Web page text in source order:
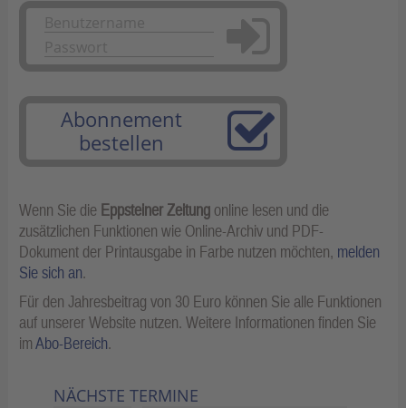
Anmelden
Abonnement
bestellen
Wenn Sie die Eppsteiner Zeitung online lesen und die
zusätzlichen Funktionen wie Online-Archiv und PDF-
Dokument der Printausgabe in Farbe nutzen möchten, melden
Sie sich an.
Für den Jahresbeitrag von 30 Euro können Sie alle Funktionen
auf unserer Website nutzen. Weitere Informationen finden Sie
imAbo-Bereich.
NÄCHSTE TERMINE